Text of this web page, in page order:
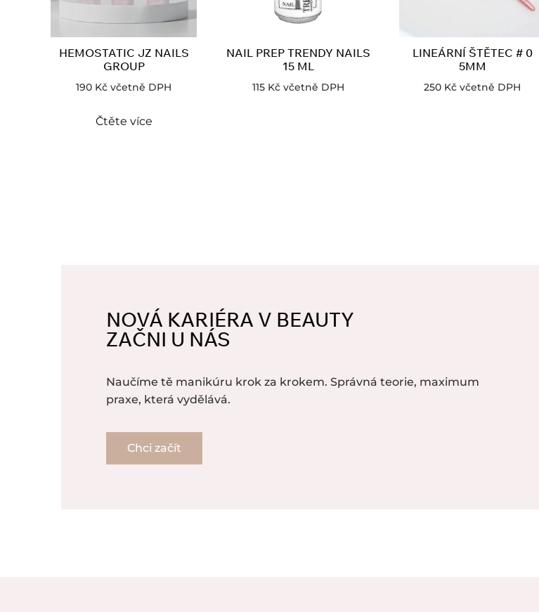
HEMOSTATIC JZ NAILS
GROUP
190 Kč včetně DPH
Čtěte více
NAIL PREP TRENDY NAILS
15 ML
115 Kč včetně DPH
LINEÁRNÍ ŠTĚTEC # 0
5MM
250 Kč včetně DPH
NOVÁ KARIÉRA V BEAUTY
ZAČNI U NÁS
Naučíme tě manikúru krok za krokem. Správná teorie, maximum
praxe, která vydělává.
Chci začít